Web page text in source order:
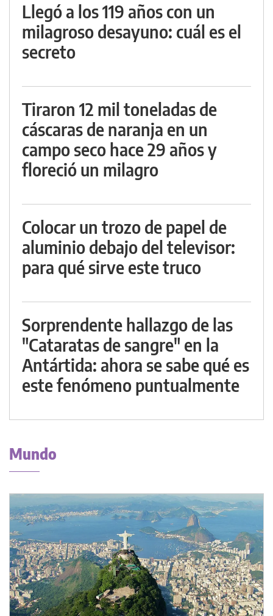
Llegó a los 119 años con un
milagroso desayuno: cuál es el
secreto
Tiraron 12 mil toneladas de
cáscaras de naranja en un
campo seco hace 29 años y
floreció un milagro
Colocar un trozo de papel de
aluminio debajo del televisor:
para qué sirve este truco
Sorprendente hallazgo de las
"Cataratas de sangre" en la
Antártida: ahora se sabe qué es
este fenómeno puntualmente
Mundo